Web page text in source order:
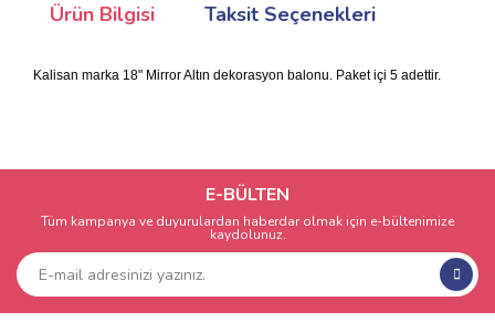
Ürün Bilgisi Taksit Seçenekleri
Kalisan marka 18" Mirror Altın dekorasyon balonu. Paket içi 5 adettir.
E-BÜLTEN
Tüm kampanya ve duyurulardan haberdar olmak için e-bültenimize
kaydolunuz.